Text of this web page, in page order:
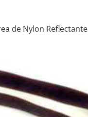
de Nylon Reflectante